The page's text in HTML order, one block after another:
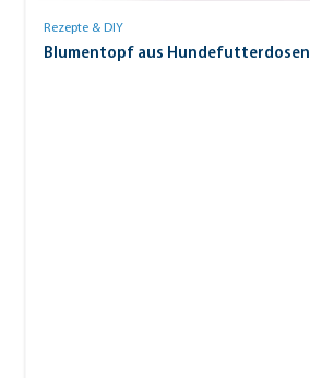
Rezepte & DIY
Blumentopf aus Hundefutterdosen